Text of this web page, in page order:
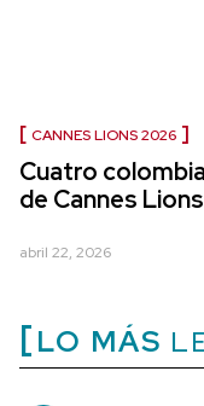
CANNES LIONS 2026
Cuatro
de Cannes
abril 22, 2026
LO MÁS